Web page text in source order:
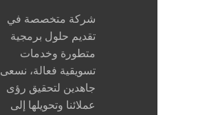
شركة متخصصة في
تقديم حلول برمجية
متطورة وخدمات
تسويقية فعالة، نسعى
جاهدين لتحقيق رؤى
عملائنا وتحويلها إلى